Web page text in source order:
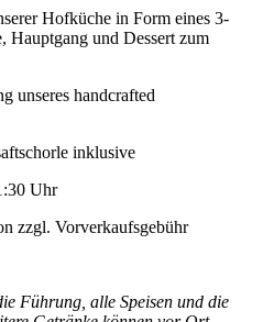
Hofküche in Form eines 3-
Hauptgang und Dessert zum
unseres handcrafted
inklusive
21:30 Uhr
zzgl. Vorverkaufsgebühr
Führung, alle Speisen und die